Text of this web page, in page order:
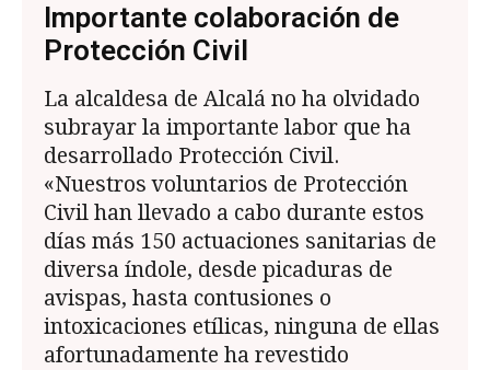
Importante colaboración de
Protección Civil
La alcaldesa de Alcalá no ha olvidado
subrayar la importante labor que ha
desarrollado Protección Civil.
«Nuestros voluntarios de Protección
Civil han llevado a cabo durante estos
días más 150 actuaciones sanitarias de
diversa índole, desde picaduras de
avispas, hasta contusiones o
intoxicaciones etílicas, ninguna de ellas
afortunadamente ha revestido